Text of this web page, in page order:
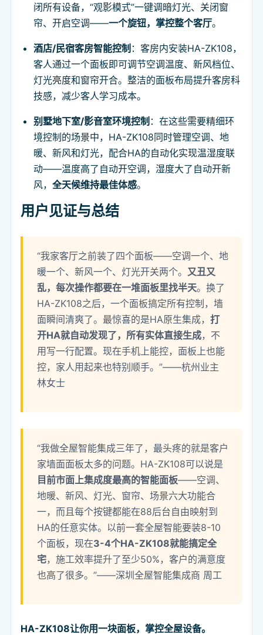
闭所有设备，“观影模式”一键调暗灯光、关闭窗
帘、开启空调——一个旋钮，掌控整个客厅。
酒店/民宿客房智能控制 ：客房内安装HA-ZK108，
客人通过一个面板即可调节空调温度、新风档位、
灯光亮度和窗帘开合。整洁的面板布局提升客房科
技感，减少客人学习成本。
别墅地下室/影音室环境控制 ：在这些需要精细环
境控制的场景中，HA-ZK108同时管理空调、地
暖、新风和灯光，配合HA的自动化实现温湿度联
动——温度高了自动开空调，湿度大了自动开新
风，全天候维持最佳体感。
用户见证与总结
“我家客厅之前装了四个面板——空调一个、地
暖一个、新风一个、灯光开关两个。 又丑又
乱，每次操作都要在一堆面板里找半天。换了
HA-ZK108之后，一个面板搞定所有控制，墙
面瞬间清爽了。最惊喜的是HA原生集成， 打
开HA就自动发现了，所有实体直接生成，不
用写一行配置。现在手机上能控，面板上也能
控，家人用起来也特别顺手。”——杭州业主
林女士
“我做全屋智能集成三年了，最头疼的就是客户
家墙面面板太多的问题。HA-ZK108可以说是
目前市面上集成度最高的智能面板——空调、
地暖、新风、灯光、窗帘、场景六大功能合
一，而且每个按键都能在88后台自由映射到
HA的任意实体。以前一套全屋智能要装8-10
个面板，现在3-4个HA-ZK108就能搞定全
宅，施工效率提升了至少50%，客户的满意度
也高了很多。”——深圳全屋智能集成商 周工
HA-ZK108让你用一块面板，掌控全屋设备。